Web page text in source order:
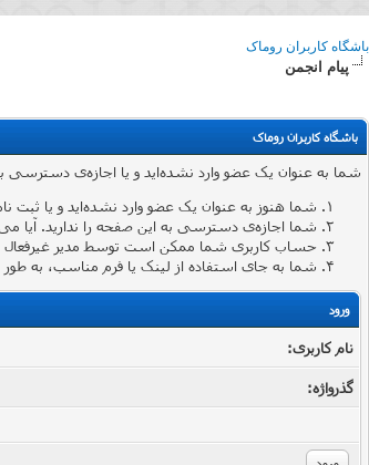
باشگاه کاربران روماک
پیام انجمن
باشگاه کاربران روماک
شما به عنوان یک عضو وارد نشده‌اید و یا اجازه‌ی دسترسی
شما هنوز به عنوان یک عضو وارد نشده‌اید و یا ثبت
شما اجازه‌ی دسترسی به این صفحه را ندارید. آیا
حساب کاربری شما ممکن است توسط مدیر غیرفعال
شما به جای استفاده از لینک یا فرم مناسب، به
ورود
نام کاربری:
گذرواژه‌: